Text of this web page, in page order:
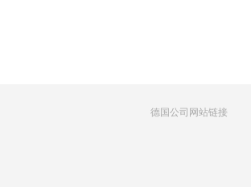
德国公司网站链接